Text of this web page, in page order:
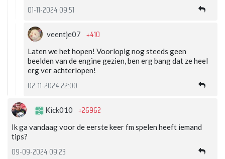
01-11-2024 09:51
veentje07 +410
Laten we het hopen! Voorlopig nog steeds geen
beelden van de engine gezien, ben erg bang dat ze heel
erg ver achterlopen!
02-11-2024 22:00
Kick010 +26962
Ik ga vandaag voor de eerste keer fm spelen heeft iemand
tips?
09-09-2024 09:23